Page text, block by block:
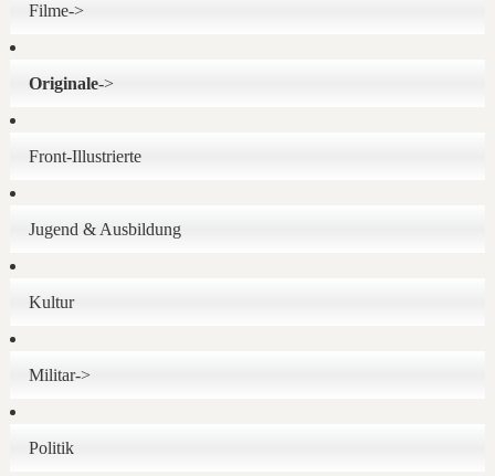
Filme->
Originale->
Front-Illustrierte
Jugend & Ausbildung
Kultur
Militar->
Politik